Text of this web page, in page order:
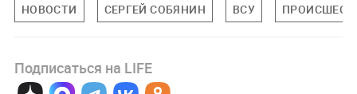
НОВОСТИ СЕРГЕЙ СОБЯНИН ВСУ
Подписаться на LIFE